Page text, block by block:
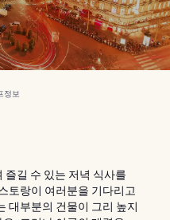
정보
즐길 수 있는 저녁 식사를
토랑이 여러분을 기다리고
대부분의 건물이 그리 높지